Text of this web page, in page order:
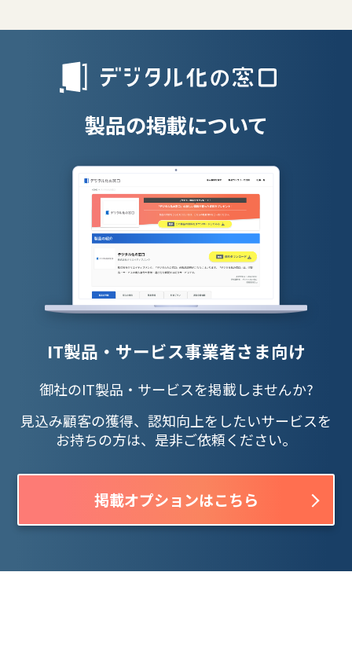
授業支援シス
製品の掲載について
IT製品・サービス事業者さま向け
御社のIT製品・サービスを掲載しませんか?
見込み顧客の獲得、認知向上をしたいサービスを
お持ちの方は、是非ご依頼ください。
掲載オプションはこちら